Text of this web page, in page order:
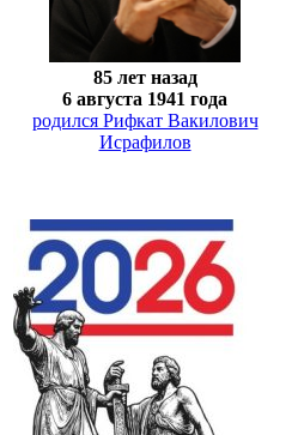
85 лет назад
6 августа 1941 года
родился Рифкат Вакилович
Исрафилов